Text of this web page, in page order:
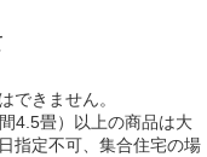
できません。
4.5畳）以上の商品は大
指定不可、集合住宅の場